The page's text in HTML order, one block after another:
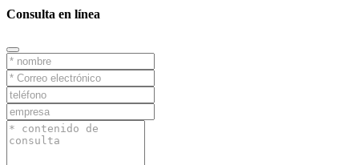
Consulta en línea